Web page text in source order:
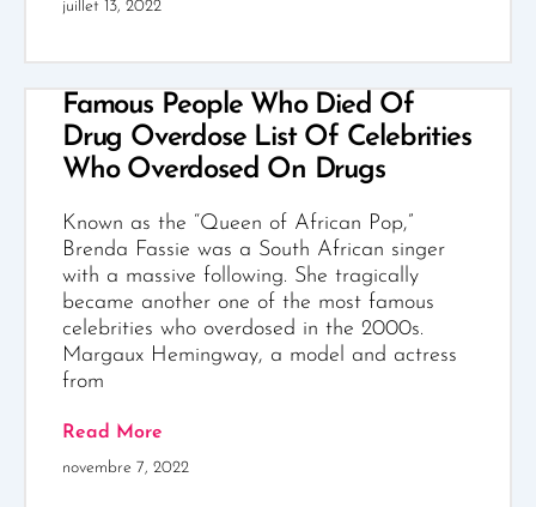
juillet 13, 2022
Famous People Who Died Of
Drug Overdose List Of Celebrities
Who Overdosed On Drugs
Known as the “Queen of African Pop,”
Brenda Fassie was a South African singer
with a massive following. She tragically
became another one of the most famous
celebrities who overdosed in the 2000s.
Margaux Hemingway, a model and actress
from
Read More
novembre 7, 2022